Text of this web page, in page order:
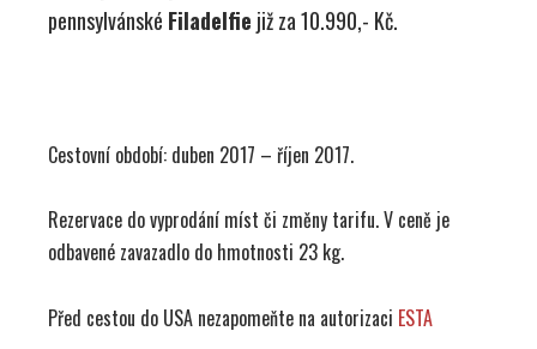
pennsylvánské Filadelfie již za 10.990,- Kč.
Cestovní období: duben 2017 – říjen 2017.
Rezervace do vyprodání míst či změny tarifu. V ceně je
odbavené zavazadlo do hmotnosti 23 kg.
Před cestou do USA nezapomeňte na autorizaci ESTA